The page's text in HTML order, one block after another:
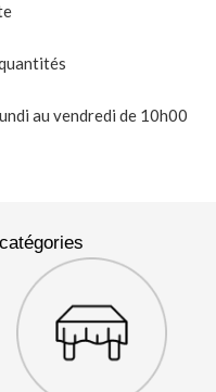
au vendredi de 10h00